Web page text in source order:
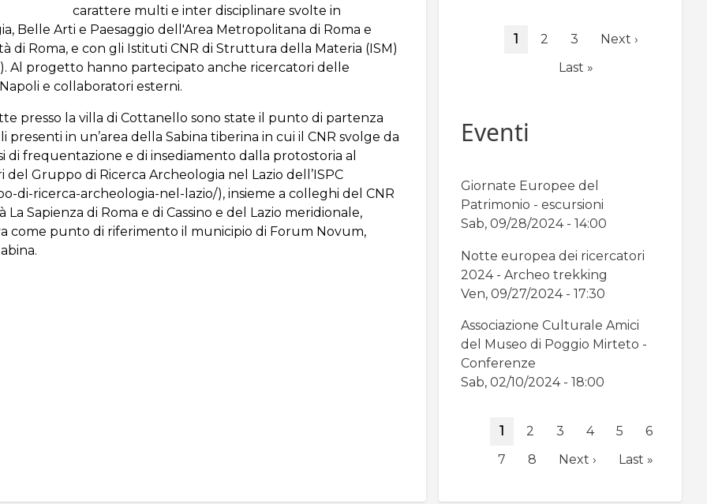
carattere multi e inter disciplinare svolte in
Belle Arti e Paesaggio dell'Area Metropolitana di Roma e
di Roma, e con gli Istituti CNR di Struttura della Materia (ISM)
Al progetto hanno partecipato anche ricercatori delle
e collaboratori esterni.
presso la villa di Cottanello sono state il punto di partenza
in un’area della Sabina tiberina in cui il CNR svolge da
frequentazione e di insediamento dalla protostoria al
Gruppo di Ricerca Archeologia nel Lazio dell’ISPC
di-ricerca-archeologia-nel-lazio/), insieme a colleghi del CNR
Sapienza di Roma e di Cassino e del Lazio meridionale,
come punto di riferimento il municipio di Forum Novum,
PaginazionePagina
1 Page
2 Page
3
Pagina
Next ›
Ultima
Last »
Eventi
Giornate Europee del
Patrimonio - escursioni
Sab, 09/28/2024 - 14:00
Notte europea dei ricercatori
2024 - Archeo trekking
Ven, 09/27/2024 - 17:30
Associazione Culturale Amici
del Museo di Poggio Mirteto -
Conferenze
Sab, 02/10/2024 - 18:00
Paginazione
Pagina
1 Page
2 Page
3 Page
4 Page
5 Page
6
Page
7 Page
8
Pagina
Next ›
Ultima
Last »